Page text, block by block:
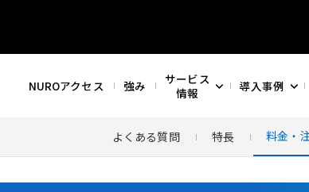
NUROアクセス 強み
サービス
情報
導入事例
よくある質問 特長 料金・